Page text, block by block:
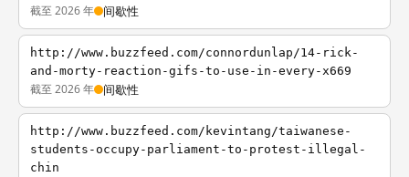
截至 2026 年 间歇性
http://www.buzzfeed.com/connordunlap/14-rick-
and-morty-reaction-gifs-to-use-in-every-x669
截至 2026 年 间歇性
http://www.buzzfeed.com/kevintang/taiwanese-
students-occupy-parliament-to-protest-illegal-
chin